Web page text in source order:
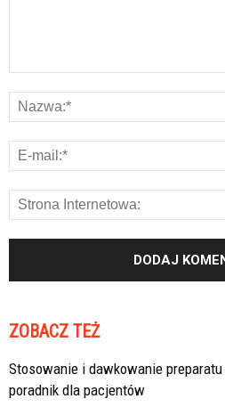
ZOBACZ TEŻ
Stosowanie i dawkowanie
poradnik dla pacjentów